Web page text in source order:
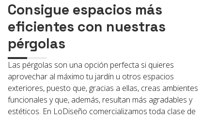
Consigue espacios más
eficientes con nuestras
pérgolas
Las pérgolas son una opción perfecta si quieres
aprovechar al máximo tu jardín u otros espacios
exteriores, puesto que, gracias a ellas, creas ambientes
funcionales y que, además, resultan más agradables y
estéticos. En LoDiseño comercializamos toda clase de